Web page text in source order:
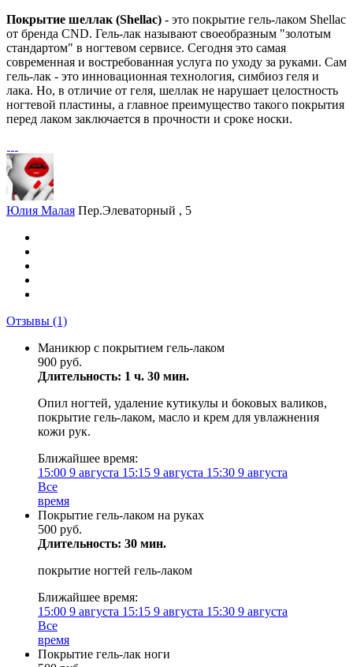
Покрытие шеллак (Shellac) - это покрытие гель-лаком Shellac
от бренда CND. Гель-лак называют своеобразным "золотым
стандартом" в ногтевом сервисе. Сегодня это самая
современная и востребованная услуга по уходу за руками. Сам
гель-лак - это инновационная технология, симбиоз геля и
лака. Но, в отличие от геля, шеллак не нарушает целостность
ногтевой пластины, а главное преимущество такого покрытия
перед лаком заключается в прочности и сроке носки.
Юлия Малая Пер.Элеваторный , 5
Отзывы (1)
Маникюр с покрытием гель-лаком
900 руб.
Длительность: 1 ч. 30 мин.
Опил ногтей, удаление кутикулы и боковых валиков,
покрытие гель-лаком, масло и крем для увлажнения
кожи рук.
Ближайшее время:
15:00 9 августа 15:15 9 августа 15:30 9 августа
Все
время
Покрытие гель-лаком на руках
500 руб.
Длительность: 30 мин.
покрытие ногтей гель-лаком
Ближайшее время:
15:00 9 августа 15:15 9 августа 15:30 9 августа
Все
время
Покрытие гель-лак ноги